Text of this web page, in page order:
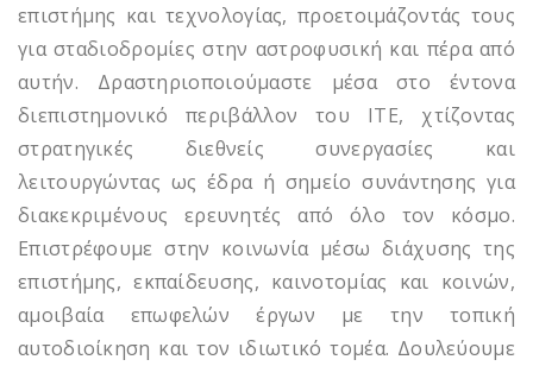
επιστήμης και τεχνολογίας, προετοιμάζοντάς τους
για σταδιοδρομίες στην αστροφυσική και πέρα από
αυτήν. Δραστηριοποιούμαστε μέσα στο έντονα
διεπιστημονικό περιβάλλον του ΙΤΕ, χτίζοντας
στρατηγικές διεθνείς συνεργασίες και
λειτουργώντας ως έδρα ή σημείο συνάντησης για
διακεκριμένους ερευνητές από όλο τον κόσμο.
Επιστρέφουμε στην κοινωνία μέσω διάχυσης της
επιστήμης, εκπαίδευσης, καινοτομίας και κοινών,
αμοιβαία επωφελών έργων με την τοπική
αυτοδιοίκηση και τον ιδιωτικό τομέα. Δουλεύουμε